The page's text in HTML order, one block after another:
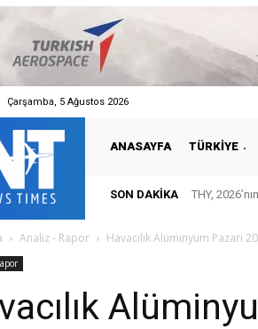
Çarşamba, 5 Ağustos 2026
ANASAYFA TÜRKIYE
SON DAKIKA THY,
Analiz - Rapor Havacılık Alüminyum Pazarı